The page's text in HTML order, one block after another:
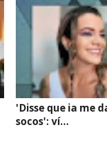
'Disse que ia me
socos': ví...